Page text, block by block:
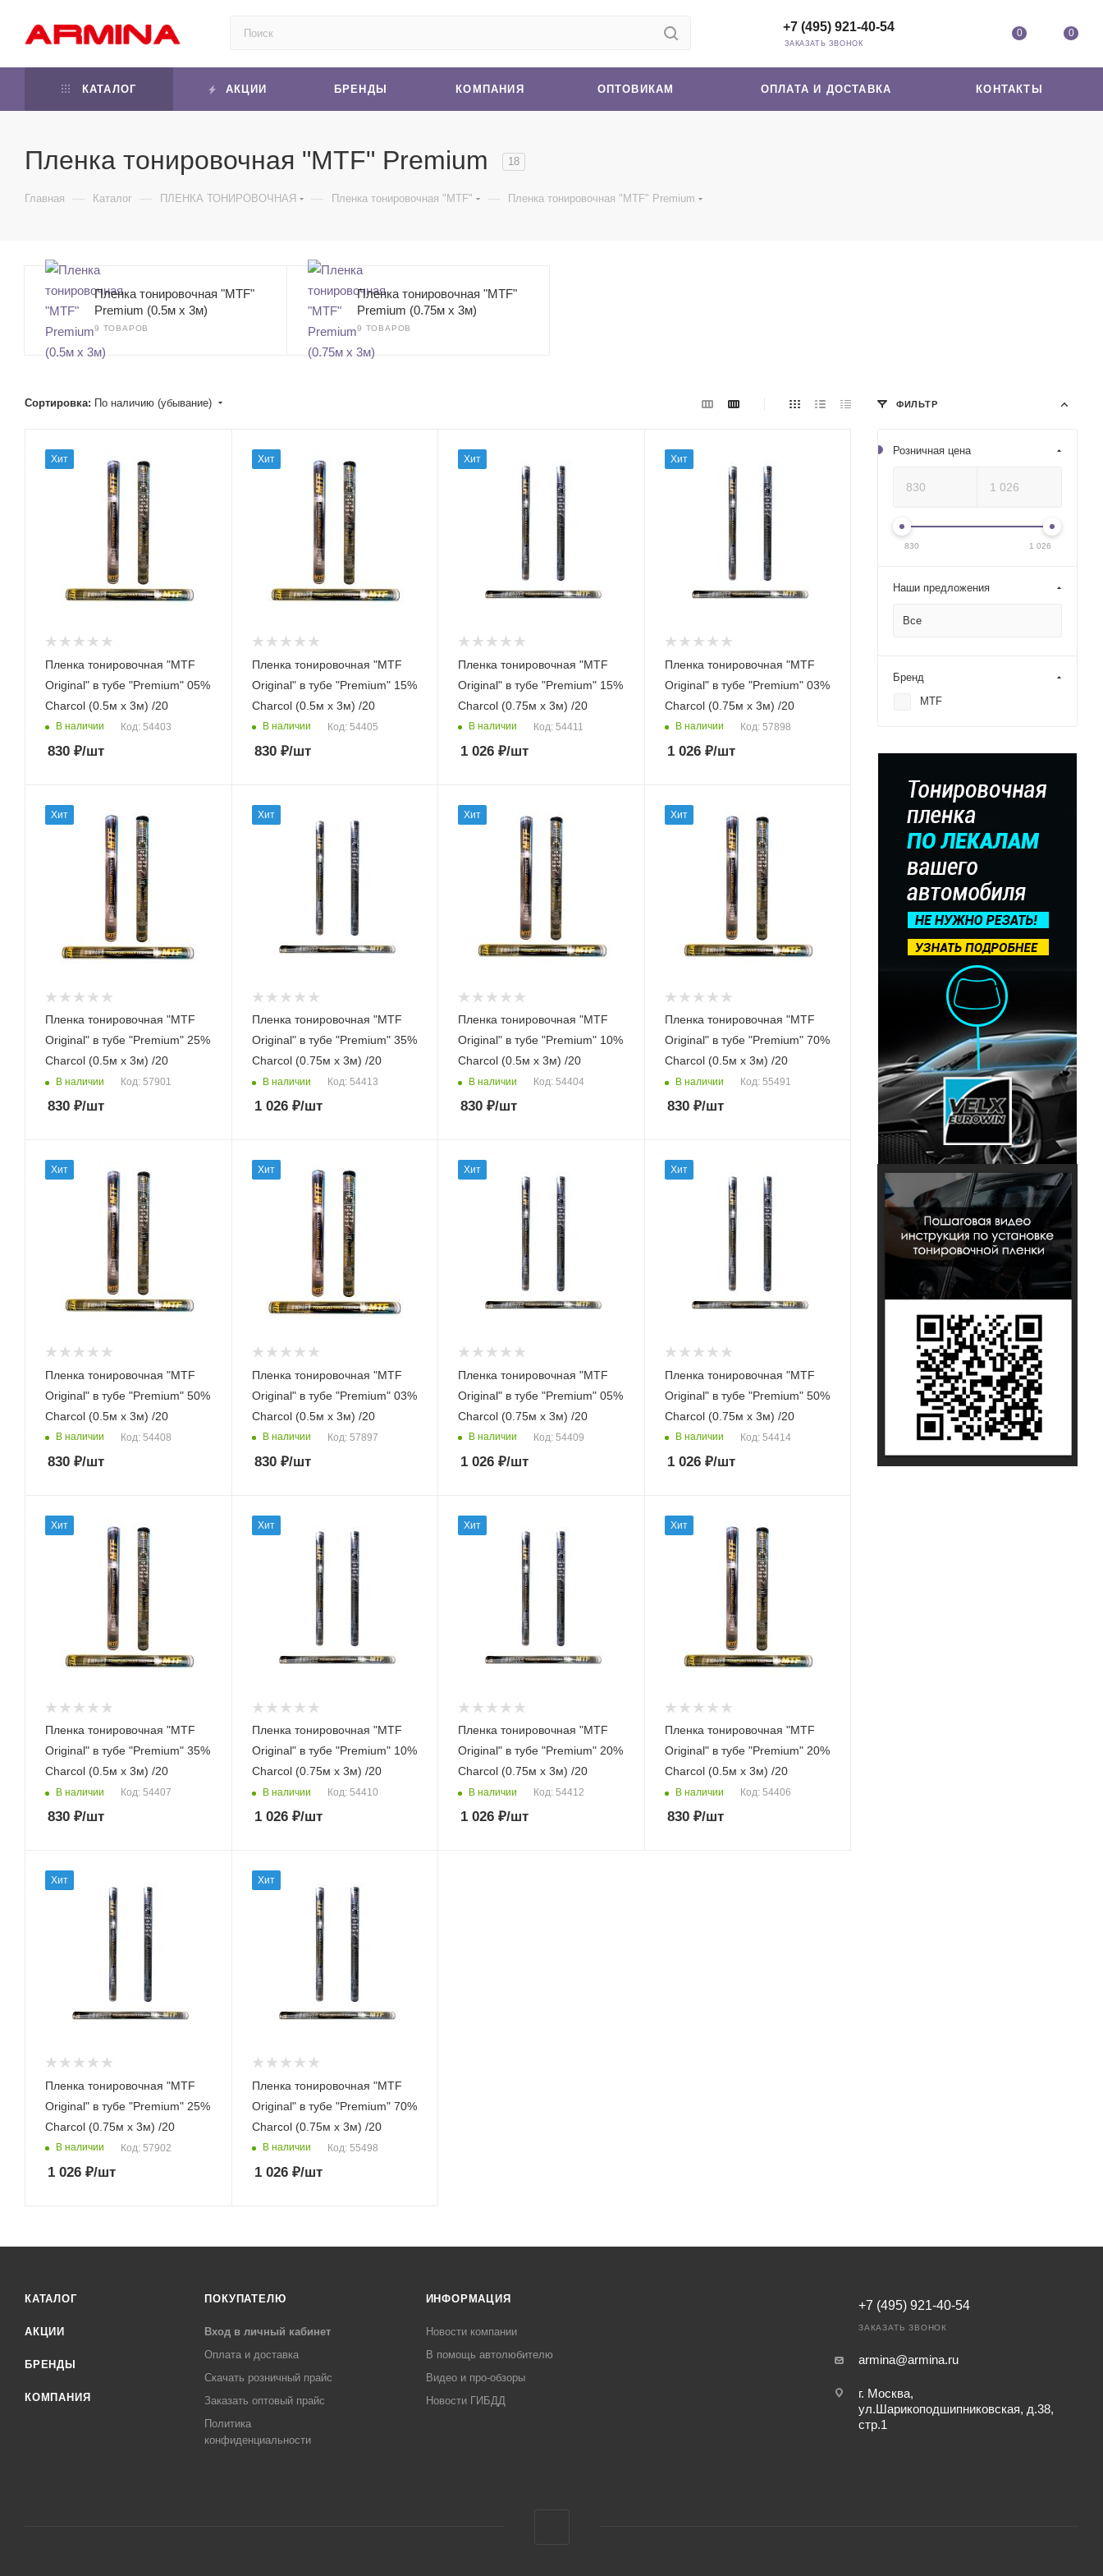
0 0
+7 (495) 921-40-54
ЗАКАЗАТЬ ЗВОНОК
КАТАЛОГ АКЦИИ БРЕНДЫ КОМПАНИЯ ОПТОВИКАМ ОПЛАТА И ДОСТАВКА КОНТАКТЫ
Пленка тонировочная "MTF" Premium 18
Главная — Каталог — ПЛЕНКА ТОНИРОВОЧНАЯ — Пленка тонировочная "MTF" — Пленка тонировочная "MTF" Premium
Пленка тонировочная "MTF"
Premium (0.5м х 3м)
9 ТОВАРОВ
Пленка тонировочная "MTF"
Premium (0.75м х 3м)
9 ТОВАРОВ
Сортировка: По наличию (убывание)
Хит
Пленка тонировочная "MTF
Original" в тубе "Premium" 05%
Сharcol (0.5м х 3м) /20
В наличии Код: 54403
830 ₽/шт
Хит
Пленка тонировочная "MTF
Original" в тубе "Premium" 15%
Сharcol (0.5м х 3м) /20
В наличии Код: 54405
830₽/шт
Хит
Пленка тонировочная "MTF
Original" в тубе "Premium" 15%
Сharcol (0.75м х 3м) /20
В наличии Код: 54411
1 026 ₽/шт
Хит
Пленка тонировочная "MTF
Original" в тубе "Premium" 03%
Сharcol (0.75м х 3м) /20
В наличии Код: 57898
1 026₽/шт
Хит
Пленка тонировочная "MTF
Original" в тубе "Premium" 25%
Сharcol (0.5м х 3м) /20
В наличии Код: 57901
830 ₽/шт
Хит
Пленка тонировочная "MTF
Original" в тубе "Premium" 35%
Сharcol (0.75м х 3м) /20
В наличии Код: 54413
1 026₽/шт
Хит
Пленка тонировочная "MTF
Original" в тубе "Premium" 10%
Сharcol (0.5м х 3м) /20
В наличии Код: 54404
830 ₽/шт
Хит
Пленка тонировочная "MTF
Original" в тубе "Premium" 70%
Сharcol (0.5м х 3м) /20
В наличии Код: 55491
830₽/шт
Хит
Пленка тонировочная "MTF
Original" в тубе "Premium" 50%
Сharcol (0.5м х 3м) /20
В наличии Код: 54408
830 ₽/шт
Хит
Пленка тонировочная "MTF
Original" в тубе "Premium" 03%
Сharcol (0.5м х 3м) /20
В наличии Код: 57897
830₽/шт
Хит
Пленка тонировочная "MTF
Original" в тубе "Premium" 05%
Сharcol (0.75м х 3м) /20
В наличии Код: 54409
1 026 ₽/шт
Хит
Пленка тонировочная "MTF
Original" в тубе "Premium" 50%
Сharcol (0.75м х 3м) /20
В наличии Код: 54414
1 026₽/шт
Хит
Пленка тонировочная "MTF
Original" в тубе "Premium" 35%
Сharcol (0.5м х 3м) /20
В наличии Код: 54407
830 ₽/шт
Хит
Пленка тонировочная "MTF
Original" в тубе "Premium" 10%
Сharcol (0.75м х 3м) /20
В наличии Код: 54410
1 026₽/шт
Хит
Пленка тонировочная "MTF
Original" в тубе "Premium" 20%
Сharcol (0.75м х 3м) /20
В наличии Код: 54412
1 026 ₽/шт
Хит
Пленка тонировочная "MTF
Original" в тубе "Premium" 20%
Сharcol (0.5м х 3м) /20
В наличии Код: 54406
830₽/шт
Хит
Пленка тонировочная "MTF
Original" в тубе "Premium" 25%
Сharcol (0.75м х 3м) /20
В наличии Код: 57902
1 026 ₽/шт
Хит
Пленка тонировочная "MTF
Original" в тубе "Premium" 70%
Сharcol (0.75м х 3м) /20
В наличии Код: 55498
1 026₽/шт
ФИЛЬТР
Розничная цена
830 1 026
Наши предложения
Все
Бренд
MTF
КАТАЛОГ
АКЦИИ
БРЕНДЫ
КОМПАНИЯ
ПОКУПАТЕЛЮ
Вход в личный кабинет
Оплата и доставка
Скачать розничный прайс
Заказать оптовый прайс
Политика
конфиденциальности
ИНФОРМАЦИЯ
Новости компании
В помощь автолюбителю
Видео и про-обзоры
Новости ГИБДД
+7 (495) 921-40-54
ЗАКАЗАТЬ ЗВОНОК
armina@armina.ru
г. Москва,
ул.Шарикоподшипниковская, д.38,
стр.1